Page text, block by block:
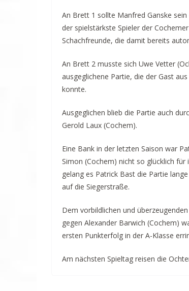
An Brett 1 sollte Manfred Ganske
der spielstärkste Spieler der
Schachfreunde, die damit bereits
An Brett 2 musste sich Uwe Vetter
ausgeglichene Partie, die der Gast
konnte.
Ausgeglichen blieb die Partie auch
Gerold Laux (Cochem).
Eine Bank in der letzten Saison war
Simon (Cochem) nicht so glücklich
gelang es Patrick Bast die Partie
auf die Siegerstraße.
Dem vorbildlichen und
gegen Alexander Barwich (Cochem)
ersten Punkterfolg in der A-Klasse
Am nächsten Spieltag reisen die